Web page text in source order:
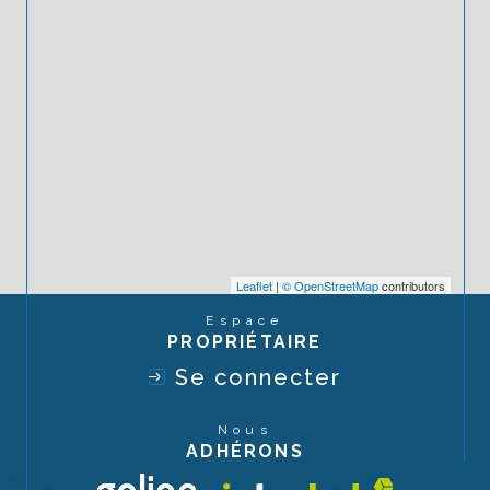
Leaflet | © OpenStreetMapcontributors
Espace
PROPRIÉTAIRE
Se connecter
Nous
ADHÉRONS